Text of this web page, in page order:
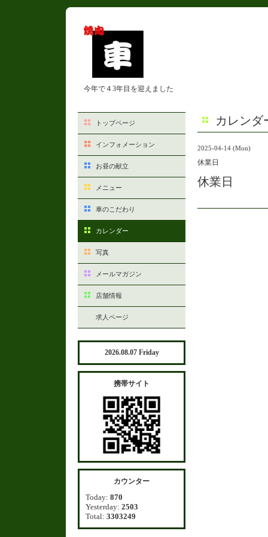
今年で４3年目を迎えました
カレンダ
2025-04-14 (Mon)
休業日
休業日
トップページ
インフォメーション
お昼の献立
メニュー
車のこだわり
カレンダー
写真
メールマガジン
店舗情報
求人ページ
2026.08.07 Friday
携帯サイト
カウンター
Today: 870
Yesterday: 2503
Total: 3303249